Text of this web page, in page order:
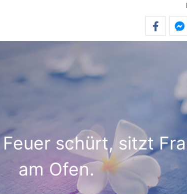
schürt, sitzt
am Ofen.